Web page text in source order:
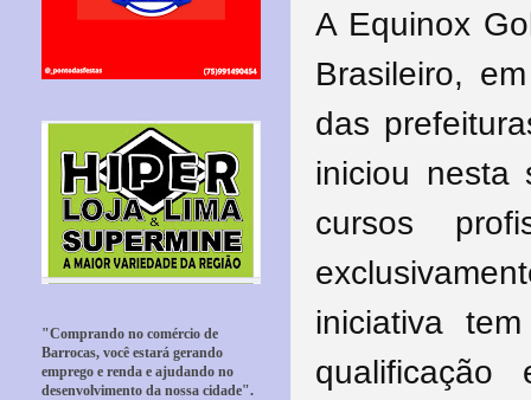
A Equinox
Brasileiro,
das
iniciou nesta
cursos
iniciativa
"Comprando no comércio de
Barrocas, você estará gerando
emprego e renda e ajudando no
desenvolvimento da nossa cidade".